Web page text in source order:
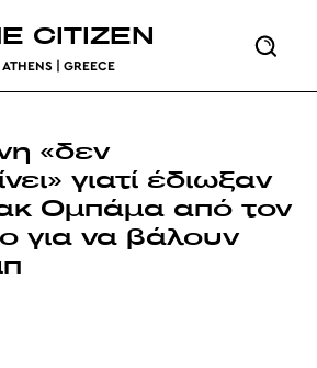
CITIZEN
ATHENS | GREECE
«δεν
γιατί έδιωξαν
Ομπάμα από τον
για να βάλουν